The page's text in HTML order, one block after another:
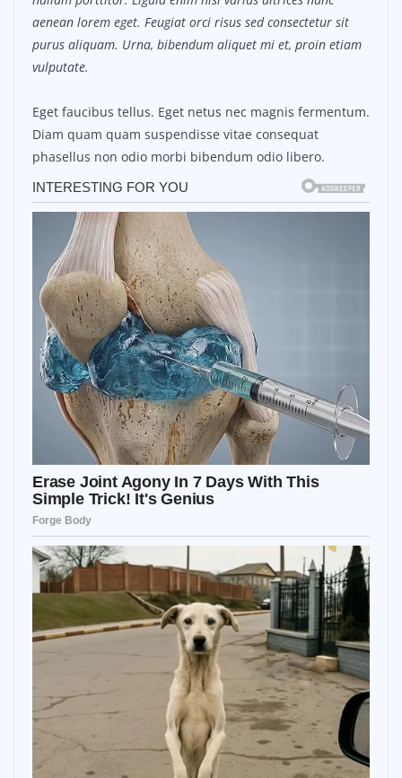
aenean lorem eget. Feugiat orci risus sed consectetur sit
purus aliquam. Urna, bibendum aliquet mi et, proin etiam
vulputate.
Eget faucibus tellus. Eget netus nec magnis fermentum.
Diam quam quam suspendisse vitae consequat
phasellus non odio morbi bibendum odio libero.